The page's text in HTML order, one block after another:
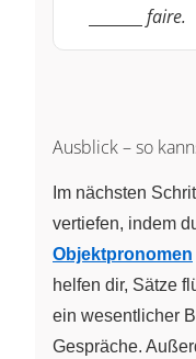
faire.
Ausblick – so
Im nächsten
vertiefen, indem
Objektpronomen
helfen dir, Sätze
ein wesentlicher
Gespräche.